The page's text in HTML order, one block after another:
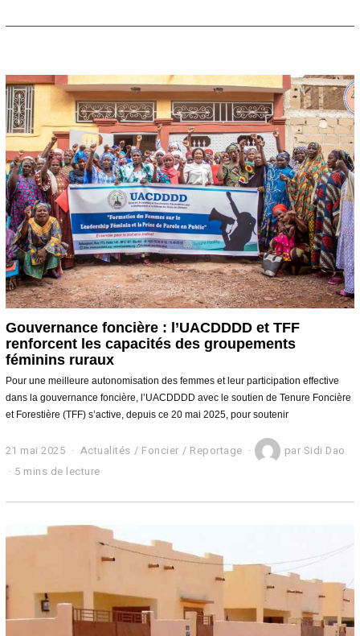
Gouvernance foncière : l’UACDDDD et TFF
renforcent les capacités des groupements
féminins ruraux
Pour une meilleure autonomisation des femmes et leur participation effective
dans la gouvernance foncière, l’UACDDDD avec le soutien de Tenure Foncière
et Forestière (TFF) s’active, depuis ce 20 mai 2025, pour soutenir
21 mai 2025 Actualités / Foncier / Reportage par Sidi Dao
5 mins de lecture